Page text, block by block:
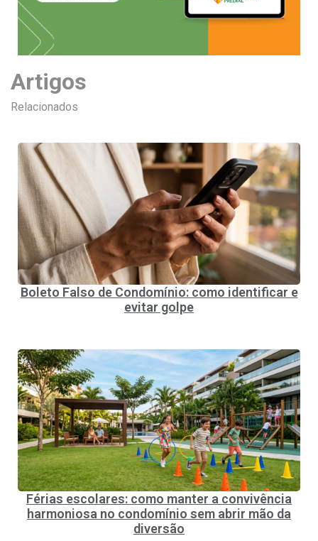
Artigos
Relacionados
Boleto Falso de Condomínio: como identificar e
evitar golpe
Férias escolares: como manter a convivência
harmoniosa no condomínio sem abrir mão da
diversão